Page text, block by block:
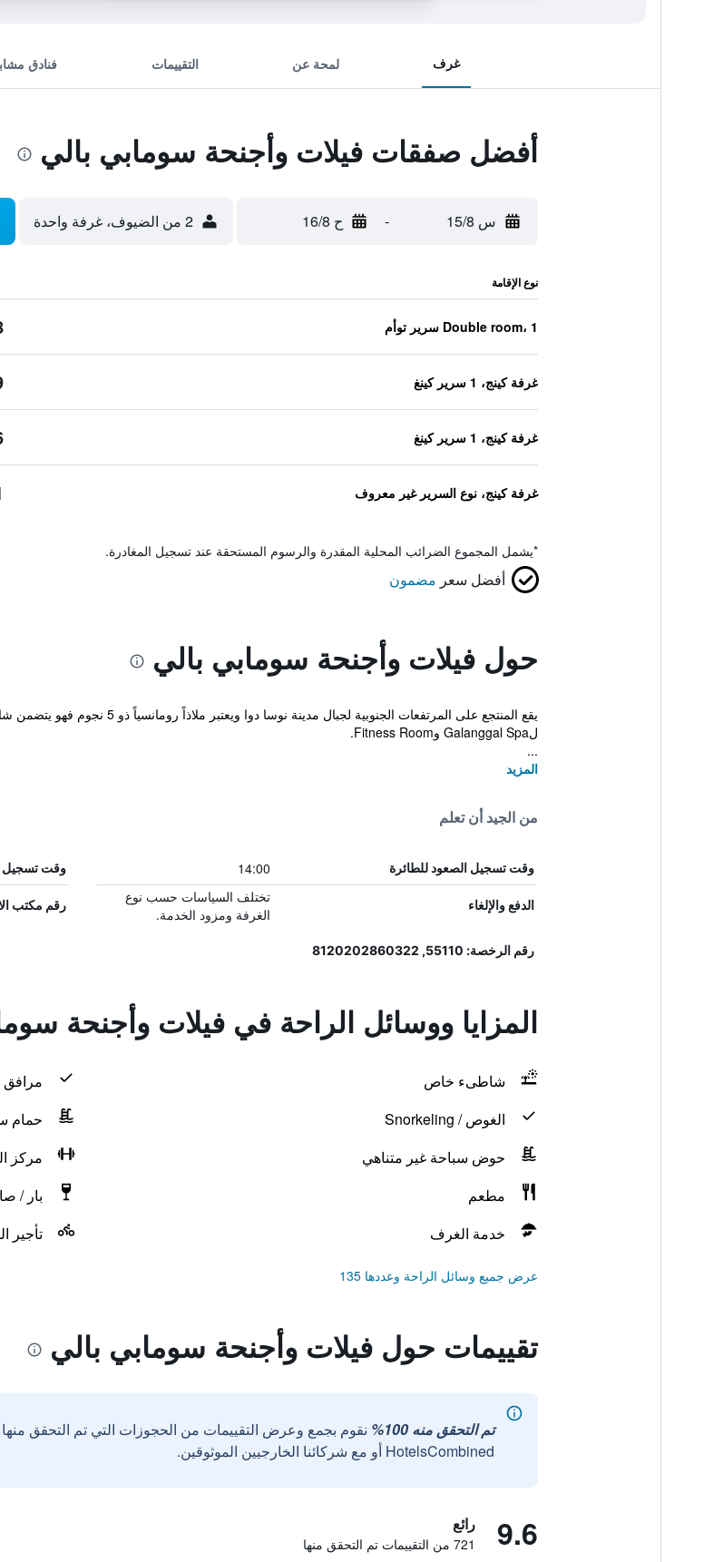
غرف لمحة عن التقييمات فنادق
أفضل صفقات فيلات وأجنحة سومابي بالي
س 15/8 - ح 16/8 2 من الضيوف، غرفة واحدة
نوع الإقامة
Double room، 1 سرير توأم
غرفة كينج، 1 سرير كينغ
غرفة كينج، 1 سرير كينغ
غرفة كينج، نوع السرير غير معروف
*يشمل المجموع الضرائب المحلية المقدرة والرسوم المستحقة عند تسجيل المغادرة.
أفضل سعر مضمون
حول فيلات وأجنحة سومابي بالي
يقع المنتجع على المرتفعات
لGalanggal Spa وFitness Room.
...
المزيد
من الجيد أن تعلم
وقت تسجيل الصعود للطائرة 14:00 وقت تسجيل
الدفع والإلغاء
تختلف السياسات حسب نوع
الغرفة ومزود الخدمة.
رقم مكتب
رقم الرخصة: 55110, 8120202860322
المزايا ووسائل الراحة في فيلات وأجنحة
شاطىء خاص
مرافق
الغوص / Snorkeling
حمام
حوض سباحة غير متناهي
مركز
مطعم
بار /
خدمة الغرف
تأجير
عرض جميع وسائل الراحة وعددها 135
تقييمات حول فيلات وأجنحة سومابي بالي
تم التحقق منه 100%
نقوم بجمع وعرض التقييمات من الحجوزات التي تم التحقق
HotelsCombined أو مع شركائنا الخارجيين الموثوقين.
9.6 رائع
721 من التقييمات تم التحقق منها